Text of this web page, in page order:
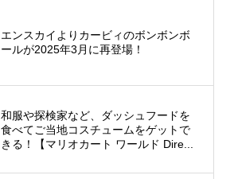
エンスカイよりカービィのボンボンボ
ールが2025年3月に再登場！
和服や探検家など、ダッシュフードを
食べてご当地コスチュームをゲットで
きる！【マリオカート ワールド Dire...